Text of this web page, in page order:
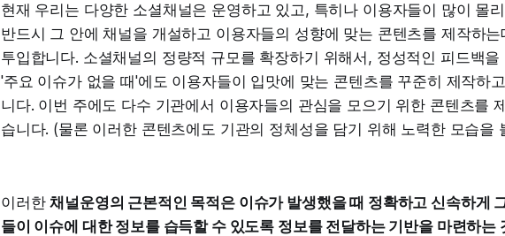
현재 우리는 다양한 소셜채널은 운영하고 있고, 특히나 이용자들이 많이 몰
반드시 그 안에 채널을 개설하고 이용자들의 성향에 맞는 콘텐츠를 제작하
투입합니다. 소셜채널의 정량적 규모를 확장하기 위해서, 정성적인 피드백을
'주요 이슈가 없을 때'에도 이용자들이 입맛에 맞는 콘텐츠를 꾸준히 제작하
니다. 이번 주에도 다수 기관에서 이용자들의 관심을 모으기 위한 콘텐츠를
습니다. (물론 이러한 콘텐츠에도 기관의 정체성을 담기 위해 노력한 모습을
이러한채널운영의 근본적인 목적은 이슈가 발생했을 때 정확하고 신속하게
들이 이슈에 대한 정보를 습득할 수 있도록 정보를 전달하는 기반을 마련하는